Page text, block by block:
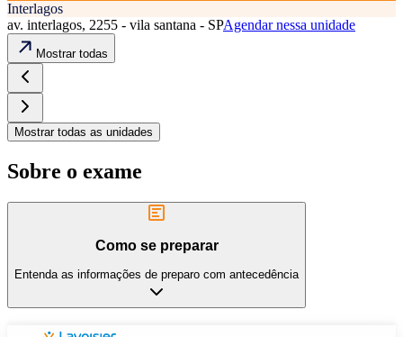
Interlagos
av. interlagos, 2255 - vila santana - SPAgendar nessa unidade
Mostrar todas
Mostrar todas as unidades
Sobre o exame
Como se preparar
Entenda as informações de preparo com antecedência